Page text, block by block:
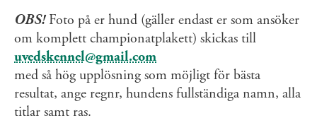
OBS!Foto på er hund (gäller endast er som ansöker
om komplett championatplakett) skickas till
uvedskennel@gmail.com
med så hög upplösning som möjligt för bästa
resultat, ange regnr, hundens fullständiga namn, alla
titlar samt ras.